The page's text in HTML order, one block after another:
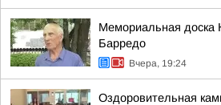
Мемориальная доска
Барредо
Вчера, 19:24
Оздоровительная